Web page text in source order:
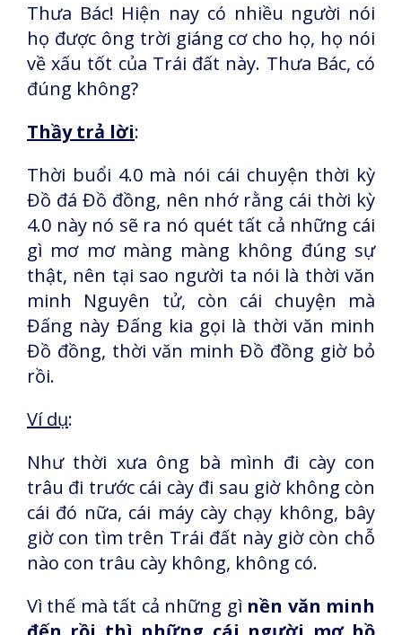
Thưa Bác! Hiện nay có nhiều người nói
họ được ông trời giáng cơ cho họ, họ nói
về xấu tốt của Trái đất này. Thưa Bác, có
đúng không?
Thầy trả lời:
Thời buổi 4.0 mà nói cái chuyện thời kỳ
Đồ đá Đồ đồng, nên nhớ rằng cái thời kỳ
4.0 này nó sẽ ra nó quét tất cả những cái
gì mơ mơ màng màng không đúng sự
thật, nên tại sao người ta nói là thời văn
minh Nguyên tử, còn cái chuyện mà
Đấng này Đấng kia gọi là thời văn minh
Đồ đồng, thời văn minh Đồ đồng giờ bỏ
rồi.
Ví dụ:
Như thời xưa ông bà mình đi cày con
trâu đi trước cái cày đi sau giờ không còn
cái đó nữa, cái máy cày chạy không, bây
giờ con tìm trên Trái đất này giờ còn chỗ
nào con trâu cày không, không có.
Vì thế mà tất cả những gì nền văn minh